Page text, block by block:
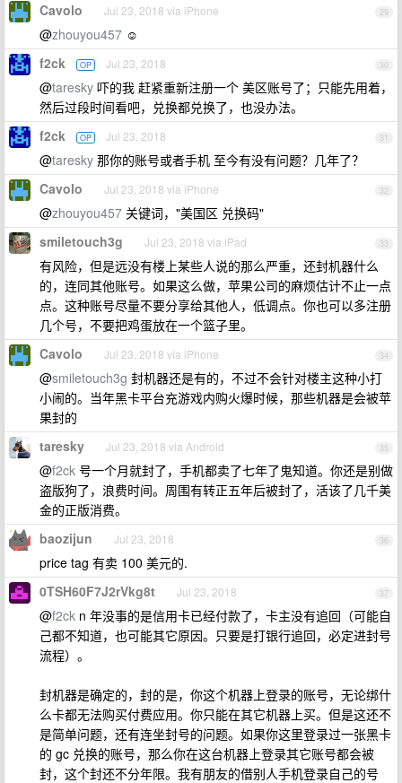
29
Cavolo Jul 23, 2018 via iPhone
@zhouyou457 ☺️
30
f2ck OP Jul 23, 2018
@taresky 吓的我 赶紧重新注册一个 美区账号了；只能先用着，
然后过段时间看吧，兑换都兑换了，也没办法。
31
f2ck OP Jul 23, 2018
@taresky 那你的账号或者手机 至今有没有问题？几年了？
32
Cavolo Jul 23, 2018 via iPhone
@zhouyou457 关键词，"美国区 兑换码"
33
smiletouch3g Jul 23, 2018 via iPad
有风险，但是远没有楼上某些人说的那么严重，还封机器什么
的，连同其他账号。如果这么做，苹果公司的麻烦估计不止一点
点。这种账号尽量不要分享给其他人，低调点。你也可以多注册
几个号，不要把鸡蛋放在一个篮子里。
34
Cavolo Jul 23, 2018 via iPhone
@smiletouch3g 封机器还是有的，不过不会针对楼主这种小打
小闹的。当年黑卡平台充游戏内购火爆时候，那些机器是会被苹
果封的
35
taresky Jul 23, 2018 via Android
@f2ck 号一个月就封了，手机都卖了七年了鬼知道。你还是别做
盗版狗了，浪费时间。周围有转正五年后被封了，活该了几千美
金的正版消费。
36
baozijun Jul 23, 2018
price tag 有卖 100 美元的.
37
0TSH60F7J2rVkg8t Jul 23, 2018
@f2ck n 年没事的是信用卡已经付款了，卡主没有追回（可能自
己都不知道，也可能其它原因。只要是打银行追回，必定进封号
流程）。
封机器是确定的，封的是，你这个机器上登录的账号，无论绑什
么卡都无法购买付费应用。你只能在其它机器上买。但是这还不
是简单问题，还有连坐封号的问题。如果你这里登录过一张黑卡
的 gc 兑换的账号，那么你在这台机器上登录其它账号都会被
封，这个封还不分年限。我有朋友的借别人手机登录自己的号